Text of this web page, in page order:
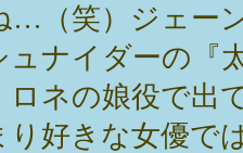
…（笑）ジェー
ュナイダーの『
ロネの娘役で出
好きな女優で